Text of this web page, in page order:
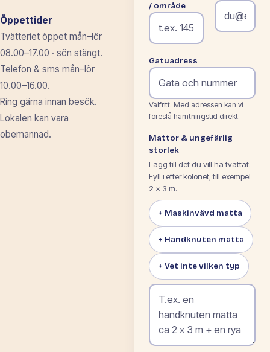
Öppettider
Tvätteriet öppet mån–lör
08.00–17.00 · sön stängt.
Telefon & sms mån–lör
10.00–16.00.
Ring gärna innan besök.
Lokalen kan vara
obemannad.
/ område
Gatuadress
Valfritt. Med adressen kan vi
föreslå hämtningstid direkt.
Mattor & ungefärlig
storlek
Lägg till det du vill ha tvättat.
Fyll i efter kolonet, till exempel
2 × 3 m.
+ Maskinvävd matta
+ Handknuten matta
+ Vet inte vilken typ